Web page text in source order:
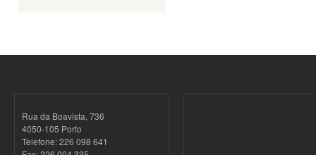
Rua da Boavista, 736
4050-105 Porto
Telefone: 226 098 641